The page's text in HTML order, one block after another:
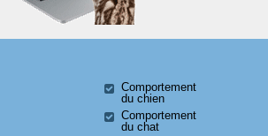
Comportement
du chien
Comportement
du chat